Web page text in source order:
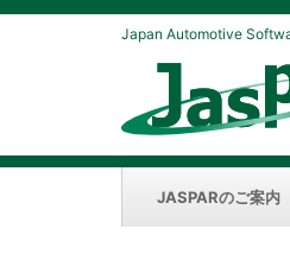
Japan Automotive
JASPARのご案内